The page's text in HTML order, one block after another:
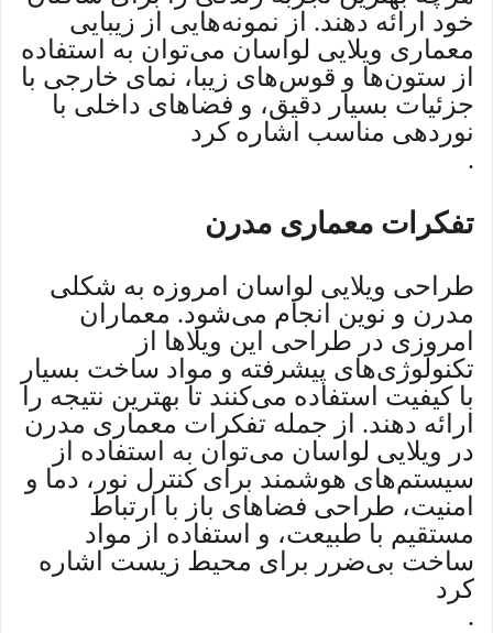
خود ارائه دهند. از نمونه‌هایی از زیبایی
معماری ویلایی لواسان می‌توان به استفاده
از ستون‌ها و قوس‌های زیبا، نمای خارجی با
جزئیات بسیار دقیق، و فضاهای داخلی با
نوردهی مناسب اشاره کرد
.
تفکرات معماری مدرن
طراحی ویلایی لواسان امروزه به شکلی
مدرن و نوین انجام می‌شود. معماران
امروزی در طراحی این ویلاها از
تکنولوژی‌های پیشرفته و مواد ساخت بسیار
با کیفیت استفاده می‌کنند تا بهترین نتیجه را
ارائه دهند. از جمله تفکرات معماری مدرن
در ویلایی لواسان می‌توان به استفاده از
سیستم‌های هوشمند برای کنترل نور، دما و
امنیت، طراحی فضاهای باز با ارتباط
مستقیم با طبیعت، و استفاده از مواد
ساخت بی‌ضرر برای محیط زیست اشاره
کرد
.